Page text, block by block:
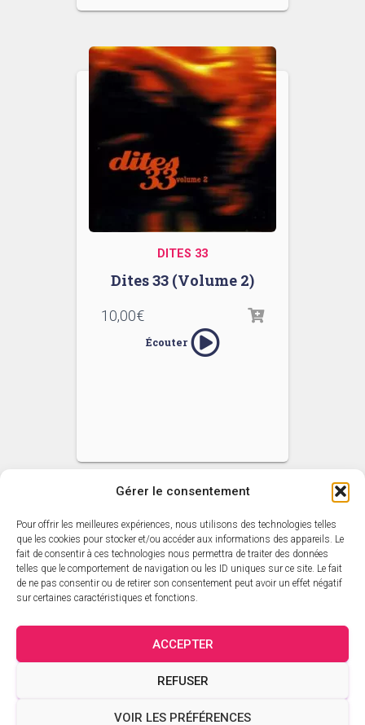
Gérer le consentement
Pour offrir les meilleures expériences, nous utilisons des technologies telles
que les cookies pour stocker et/ou accéder aux informations des appareils. Le
fait de consentir à ces technologies nous permettra de traiter des données
telles que le comportement de navigation ou les ID uniques sur ce site. Le fait
de ne pas consentir ou de retirer son consentement peut avoir un effet négatif
sur certaines caractéristiques et fonctions.
ACCEPTER
REFUSER
VOIR LES PRÉFÉRENCES
DITES 33
Dites 33 (Volume 2)
10,00€
Écouter
ACCUEIL L’ACTUALITÉ SARAVAH
CATALOGUE SARAVAH LES ARTISTES